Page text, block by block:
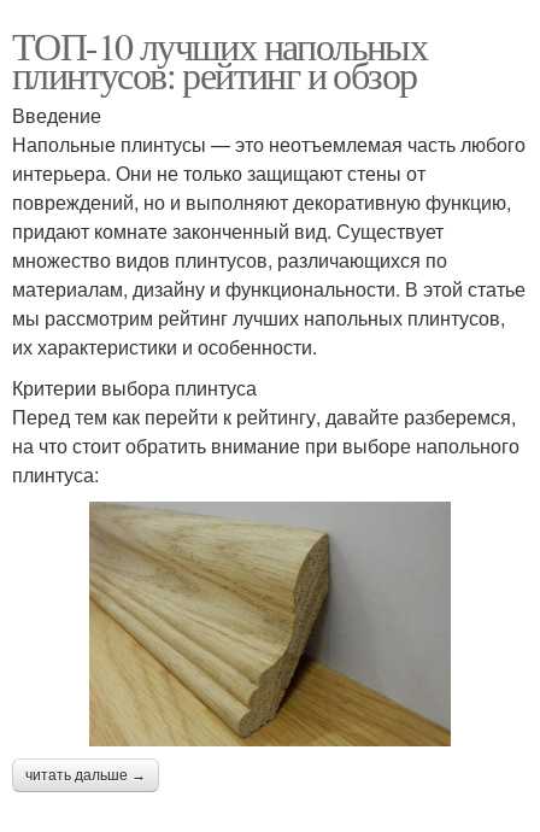
ТОП-10 лучших напольных
плинтусов: рейтинг и обзор
Введение
Напольные плинтусы — это неотъемлемая часть любого
интерьера. Они не только защищают стены от
повреждений, но и выполняют декоративную функцию,
придают комнате законченный вид. Существует
множество видов плинтусов, различающихся по
материалам, дизайну и функциональности. В этой статье
мы рассмотрим рейтинг лучших напольных плинтусов,
их характеристики и особенности.
Критерии выбора плинтуса
Перед тем как перейти к рейтингу, давайте разберемся,
на что стоит обратить внимание при выборе напольного
плинтуса:
читать дальше →